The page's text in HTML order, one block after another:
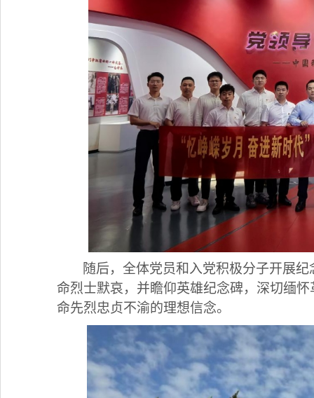
随后，全体党员和入党积极分子开展
命烈士默哀，并瞻仰英雄纪念碑，深切缅
命先烈忠贞不渝的理想信念。